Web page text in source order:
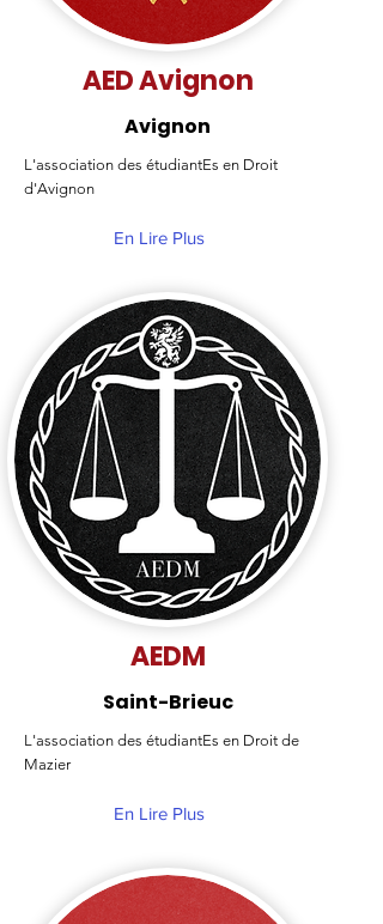
AED Avignon
Avignon
L'association des étudiantEs en Droit
d'Avignon
En Lire Plus
AEDM
Saint-Brieuc
L'association des étudiantEs en Droit de
Mazier
En Lire Plus